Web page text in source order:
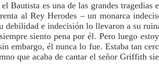
Bautista es una de las grandes
al Rey Herodes – un monarca
debilidad e indecisión lo llevaron a su
siento pena por él. Pero luego
embargo, él nunca lo fue. Estaba tan
que acaba de cantar el señor Griffith